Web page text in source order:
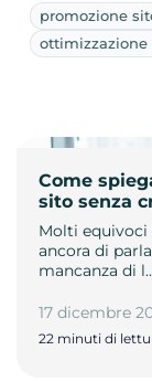
promozione
ottimizzazione
Come
sito senza
Molti equivoci
ancora di
mancanza di
17 dicembre
22 minuti di